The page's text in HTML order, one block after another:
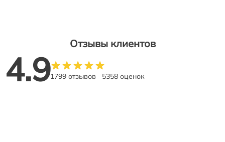
Отзывы клиентов
4.91799 отзывов 5358 оценок